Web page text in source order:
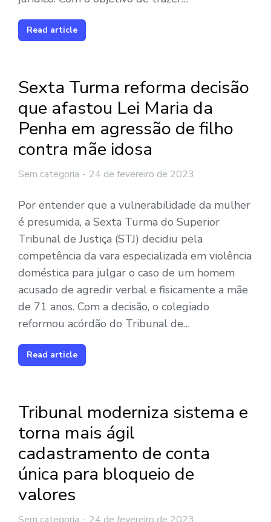
Read article
Sexta Turma reforma decisão
que afastou Lei Maria da
Penha em agressão de filho
contra mãe idosa
Sem categoria 24 de fevereiro de 2023
Por entender que a vulnerabilidade da mulher
é presumida, a Sexta Turma do Superior
Tribunal de Justiça (STJ) decidiu pela
competência da vara especializada em violência
doméstica para julgar o caso de um homem
acusado de agredir verbal e fisicamente a mãe
de 71 anos. Com a decisão, o colegiado
reformou acórdão do Tribunal de…
Read article
Tribunal moderniza sistema e
torna mais ágil
cadastramento de conta
única para bloqueio de
valores